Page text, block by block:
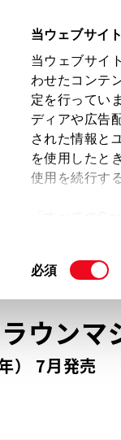
当ウェブサイ
当ウェブサイ
わせたコンテ
定を行ってい
ディアや広告
された情報と
を使用したと
使用を続行す
て」をご覧く
同
選
択
必須
サポート トピック
定中古車の魅力 3
の選択
ウン
） 7月発売